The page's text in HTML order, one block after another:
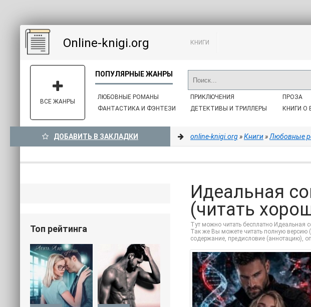
Online-knigi.org КНИГИ
ЛЮБОВНЫЕ РОМАНЫ
ФАНТАСТИКА И ФЭНТЕЗИ
ПРИКЛЮЧЕНИЯ
ДЕТЕКТИВЫ И ТРИЛЛЕРЫ
ПРОЗА
КНИГИ О
ВСЕ ЖАНРЫ
ДОБАВИТЬ В ЗАКЛАДКИ online-knigi.org»Книги»Любовные
Идеальная
(читать
Тут можно читать бесплатно Идеальная
Так же Вы можете читать полную версию
содержание, предисловие (аннотацию),
Топ рейтинга